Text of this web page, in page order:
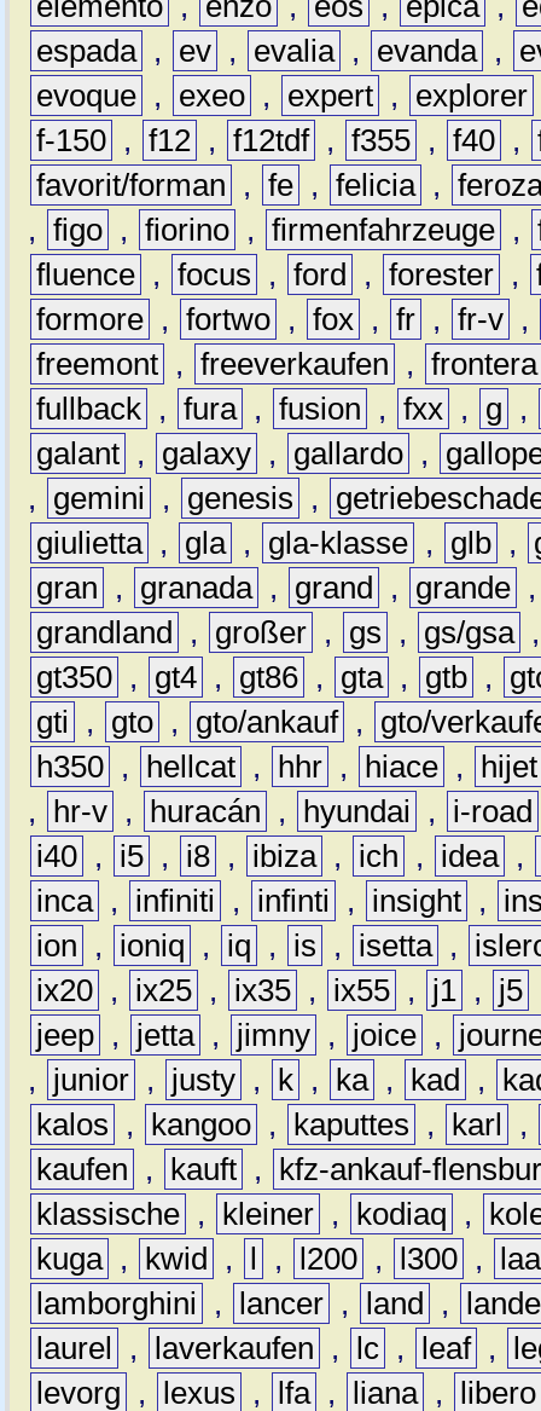
espada , ev , evalia , evanda ,
evoque , exeo , expert , explorer
f-150 , f12 , f12tdf , f355 , f40 ,
favorit/forman
, fe , felicia ,
, figo , fiorino , firmenfahrzeuge ,
fluence , focus , ford , forester ,
formore , fortwo , fox , fr , fr-v ,
freemont , freeverkaufen , frontera
fullback , fura , fusion , fxx , g
,
galant , galaxy , gallardo ,
,
gemini , genesis ,
giulietta , gla , gla-klasse , glb ,
gran
, granada , grand , grande
grandland
, großer , gs , gs/gsa
gt350 , gt4 , gt86 , gta , gtb ,
gti
, gto , gto/ankauf ,
gto/
h350 , hellcat , hhr , hiace ,
hijet
,
hr-v , huracán , hyundai ,
i-road
i40 , i5 , i8 , ibiza , ich , idea ,
inca , infiniti , infinti , insight ,
ion
, ioniq , iq , is , isetta ,
ix20 , ix25 , ix35 , ix55 , j1 , j5
jeep , jetta , jimny , joice ,
,
junior , justy , k , ka , kad ,
kalos
, kangoo , kaputtes , karl
,
kaufen
, kauft ,
kfz-ankauf-
klassische , kleiner , kodiaq ,
kuga , kwid , l , l200 , l300 ,
lamborghini
, lancer , land ,
laurel
, laverkaufen , lc , leaf ,
levorg
, lexus , lfa , liana ,
libero